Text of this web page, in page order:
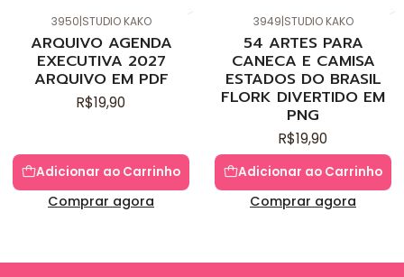
3950|STUDIO KAKO
ARQUIVO AGENDA
EXECUTIVA 2027
ARQUIVO EM PDF
R$19,90
Adicionar ao Carrinho
Comprar agora
3949|STUDIO KAKO
54 ARTES PARA
CANECA E CAMISA
ESTADOS DO BRASIL
FLORK DIVERTIDO EM
PNG
R$19,90
Adicionar ao Carrinho
Comprar agora